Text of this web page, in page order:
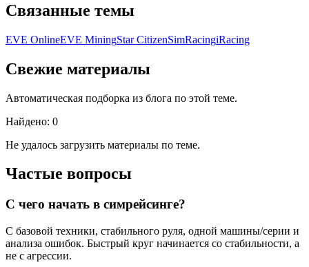
Связанные темы
EVE OnlineEVE MiningStar CitizenSimRacingiRacing
Свежие материалы
Автоматическая подборка из блога по этой теме.
Найдено: 0
Не удалось загрузить материалы по теме.
Частые вопросы
С чего начать в симрейсинге?
С базовой техники, стабильного руля, одной машины/серии и
анализа ошибок. Быстрый круг начинается со стабильности, а
не с агрессии.